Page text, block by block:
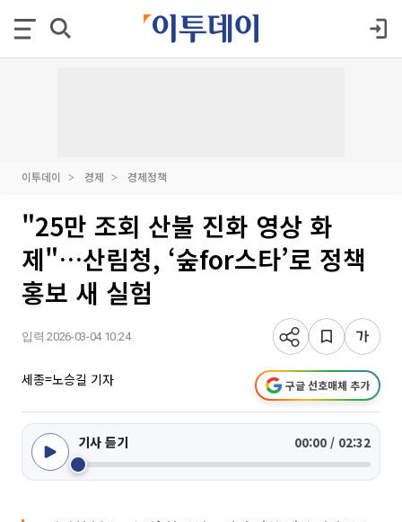
이투데이 경제 경제정책
"25만 조회 산불 진화 영상 화
제"…산림청, ‘숲for스타’로 정책
홍보 새 실험
입력 2026-03-04 10:24
세종=노승길 기자 구글 선호매체 추가
기사 듣기 00:00 / 02:32